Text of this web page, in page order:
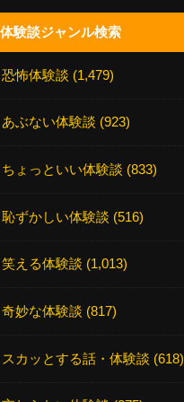
体験談ジャンル検索
恐怖体験談 (1,479)
あぶない体験談 (923)
ちょっといい体験談 (833)
恥ずかしい体験談 (516)
笑える体験談 (1,013)
奇妙な体験談 (817)
スカッとする話・体験談 (618)